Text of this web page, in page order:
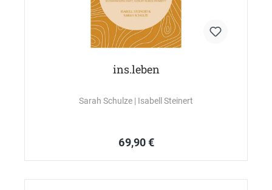
ins.leben
Sarah Schulze | Isabell Steinert
69,90 €